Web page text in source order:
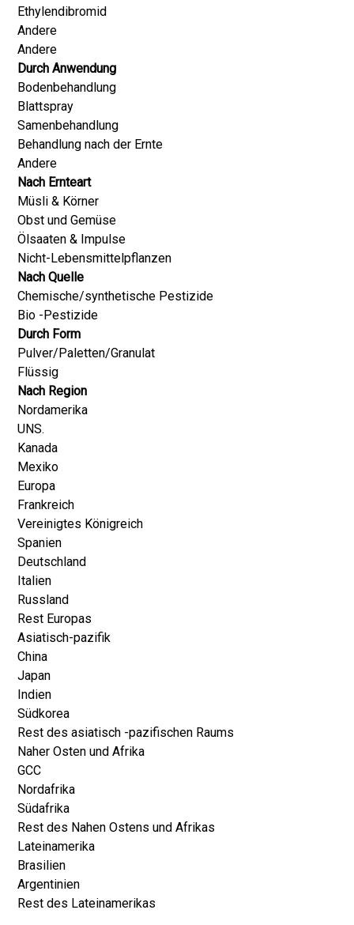
Ethylendibromid
Andere
Andere
Durch Anwendung
Bodenbehandlung
Blattspray
Samenbehandlung
Behandlung nach der Ernte
Andere
Nach Ernteart
Müsli & Körner
Obst und Gemüse
Ölsaaten & Impulse
Nicht-Lebensmittelpflanzen
Nach Quelle
Chemische/synthetische Pestizide
Bio -Pestizide
Durch Form
Pulver/Paletten/Granulat
Flüssig
Nach Region
Nordamerika
UNS.
Kanada
Mexiko
Europa
Frankreich
Vereinigtes Königreich
Spanien
Deutschland
Italien
Russland
Rest Europas
Asiatisch-pazifik
China
Japan
Indien
Südkorea
Rest des asiatisch -pazifischen Raums
Naher Osten und Afrika
GCC
Nordafrika
Südafrika
Rest des Nahen Ostens und Afrikas
Lateinamerika
Brasilien
Argentinien
Rest des Lateinamerikas